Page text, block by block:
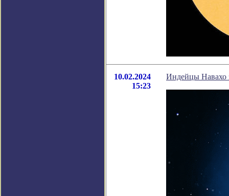
10.02.2024
15:23
Индейцы Навахо